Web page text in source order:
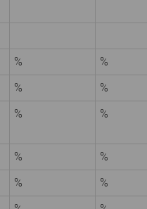
%
%
%
%
% %
%
%
%
%